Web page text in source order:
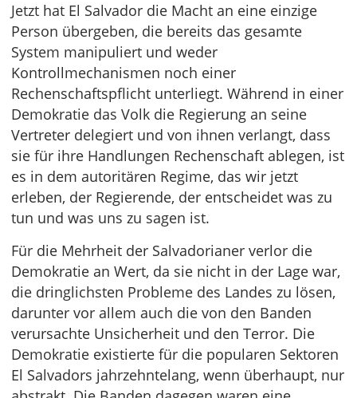
Jetzt hat El Salvador die Macht an eine einzige
Person übergeben, die bereits das gesamte
System manipuliert und weder
Kontrollmechanismen noch einer
Rechenschaftspflicht unterliegt. Während in einer
Demokratie das Volk die Regierung an seine
Vertreter delegiert und von ihnen verlangt, dass
sie für ihre Handlungen Rechenschaft ablegen, ist
es in dem autoritären Regime, das wir jetzt
erleben, der Regierende, der entscheidet was zu
tun und was uns zu sagen ist.
Für die Mehrheit der Salvadorianer verlor die
Demokratie an Wert, da sie nicht in der Lage war,
die dringlichsten Probleme des Landes zu lösen,
darunter vor allem auch die von den Banden
verursachte Unsicherheit und den Terror. Die
Demokratie existierte für die popularen Sektoren
El Salvadors jahrzehntelang, wenn überhaupt, nur